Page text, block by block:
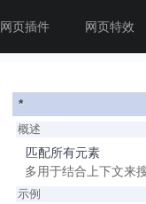
网页插件 网页特效
*
概述
匹配所有元素
多用于结合上下文来
示例